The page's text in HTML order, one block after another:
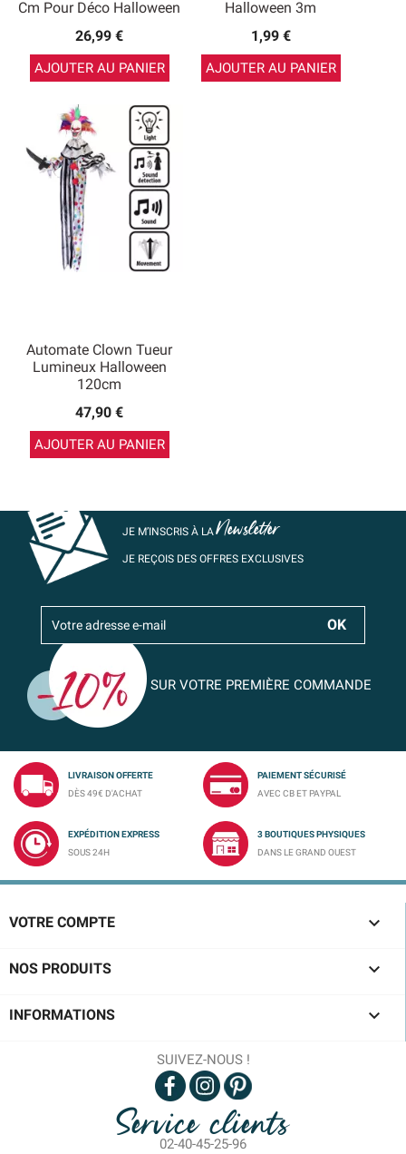
Cm Pour Déco Halloween
26,99 €
AJOUTER AU PANIER
Halloween 3m
1,99 €
AJOUTER AU PANIER
Automate Clown Tueur
Lumineux Halloween
120cm
47,90 €
AJOUTER AU PANIER
JE M’INSCRIS À LANewsletter
JE REÇOIS DES OFFRES EXCLUSIVES
SUR VOTRE PREMIÈRE COMMANDE
LIVRAISON OFFERTE
DÈS 49€ D'ACHAT
PAIEMENT SÉCURISÉ
AVEC CB ET PAYPAL
EXPÉDITION EXPRESS
SOUS 24H
3 BOUTIQUES PHYSIQUES
DANS LE GRAND OUEST
VOTRE COMPTE 
NOS PRODUITS 
INFORMATIONS 
SUIVEZ-NOUS !
Service clients
02-40-45-25-96